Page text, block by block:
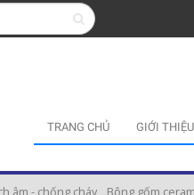
TRANG CHỦ GIỚI THIỆU
âm - chống cháy, Bông gốm